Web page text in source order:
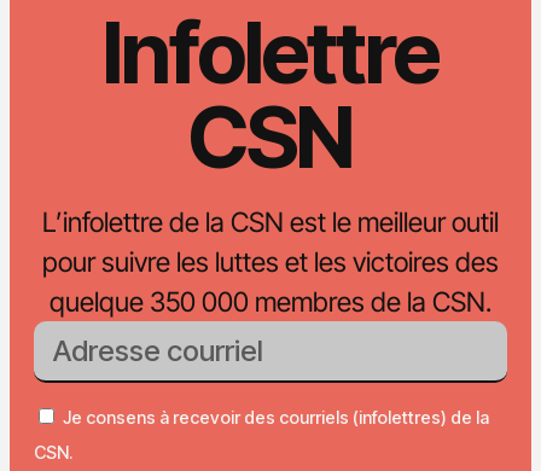
Infolettre
CSN
L’infolettre de la CSN est le meilleur outil
pour suivre les luttes et les victoires des
quelque 350 000 membres de la CSN.
Je consens à recevoir des courriels (infolettres) de la
CSN.